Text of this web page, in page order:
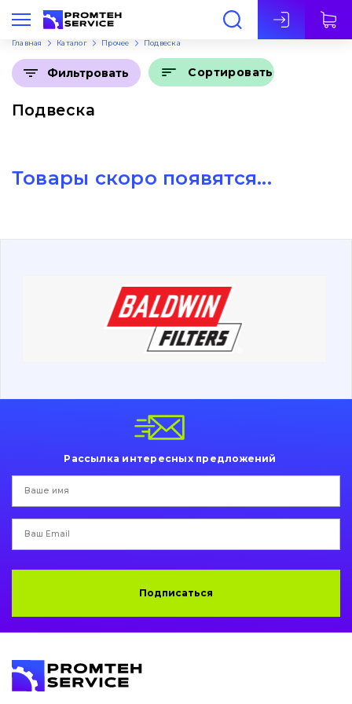
Рус
Вакансии
Каталог
Фильтры и смазочные материалы
Ходовая часть
Коронки, зубья, адаптера, пальцы, фиксаторы
Ножи, режущие кромки
Защита (ковша, адаптера)
Поиск
написати
листа
Главная Каталог Прочее Подвеска
Подвеска
Фильтровать Сортировать
Товары скоро появятся...
Рассылка интересных предложений
Подписаться